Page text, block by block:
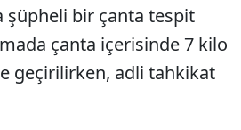
şüpheli bir çanta tespit
çanta içerisinde 7 kilo
geçirilirken, adli tahkikat